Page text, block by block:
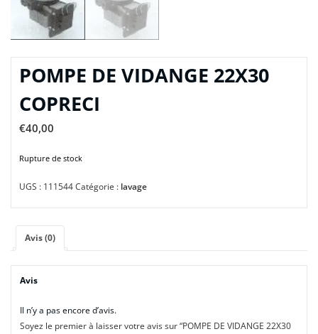
POMPE DE VIDANGE 22X30
COPRECI
€40,00
Rupture de stock
UGS : 111544Catégorie : lavage
Avis (0)
Avis
Il n’y a pas encore d’avis.
Soyez le premier à laisser votre avis sur “POMPE DE VIDANGE 22X30